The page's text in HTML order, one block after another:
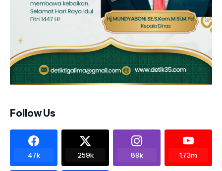
Follow Us
47k 259k 89k 1.73m